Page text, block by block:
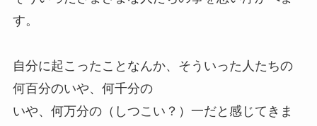
す。
自分に起こったことなんか、そういった人たちの
何百分のいや、何千分の
いや、何万分の（しつこい？）一だと感じてきま